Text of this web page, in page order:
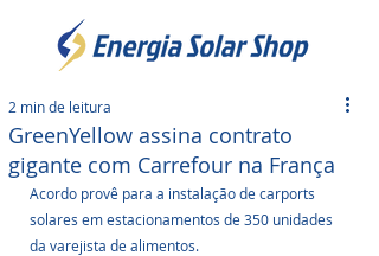
GreenYellow assina contrato
gigante com Carrefour na França
2 min de leitura
Acordo provê para a instalação de carports
solares em estacionamentos de 350 unidades
da varejista de alimentos.